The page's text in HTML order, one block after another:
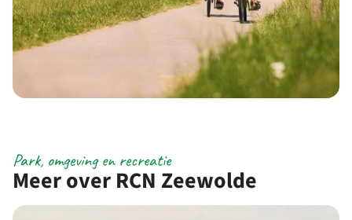
Meer over RCN Zeewolde
Park, omgeving en recreatie